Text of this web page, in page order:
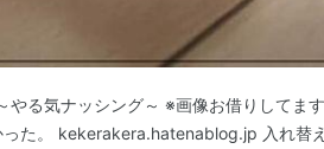
る気ナッシング～ ※画像お借りしてま
った。 kekerakera.hatenablog.jp 入れ替